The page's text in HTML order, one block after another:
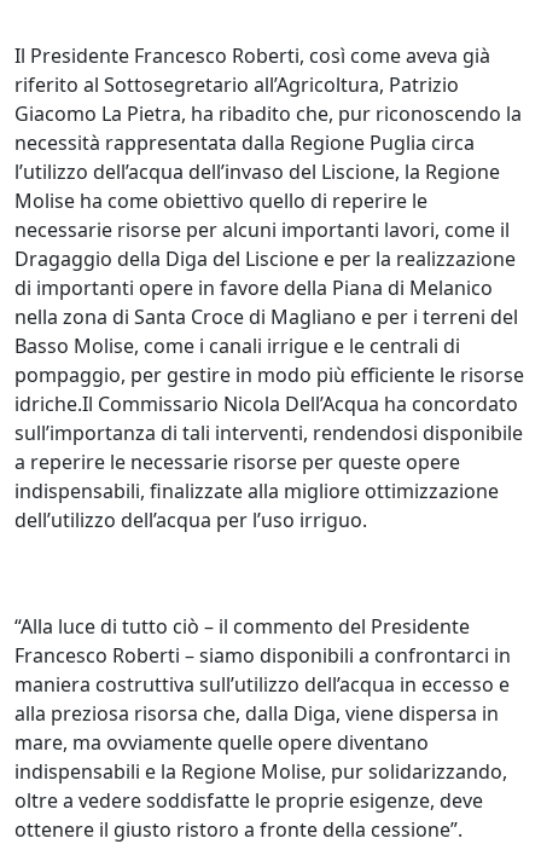
Il Presidente Francesco Roberti, così come aveva già
riferito al Sottosegretario all’Agricoltura, Patrizio
Giacomo La Pietra, ha ribadito che, pur riconoscendo la
necessità rappresentata dalla Regione Puglia circa
l’utilizzo dell’acqua dell’invaso del Liscione, la Regione
Molise ha come obiettivo quello di reperire le
necessarie risorse per alcuni importanti lavori, come il
Dragaggio della Diga del Liscione e per la realizzazione
di importanti opere in favore della Piana di Melanico
nella zona di Santa Croce di Magliano e per i terreni del
Basso Molise, come i canali irrigue e le centrali di
pompaggio, per gestire in modo più efficiente le risorse
idriche.Il Commissario Nicola Dell’Acqua ha concordato
sull’importanza di tali interventi, rendendosi disponibile
a reperire le necessarie risorse per queste opere
indispensabili, finalizzate alla migliore ottimizzazione
dell’utilizzo dell’acqua per l’uso irriguo.
“Alla luce di tutto ciò – il commento del Presidente
Francesco Roberti – siamo disponibili a confrontarci in
maniera costruttiva sull’utilizzo dell’acqua in eccesso e
alla preziosa risorsa che, dalla Diga, viene dispersa in
mare, ma ovviamente quelle opere diventano
indispensabili e la Regione Molise, pur solidarizzando,
oltre a vedere soddisfatte le proprie esigenze, deve
ottenere il giusto ristoro a fronte della cessione”.